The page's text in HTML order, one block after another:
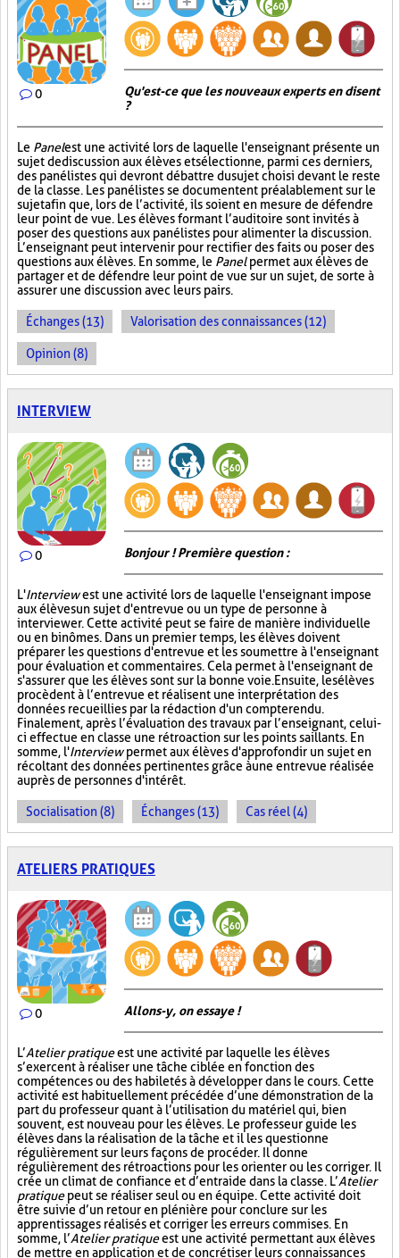
0
Qu'est-ce que les nouveaux experts en disent
?
Le Panelest une activité lors de laquelle l'enseignant présente un
sujet de discussion aux élèves et sélectionne, parmi ces derniers,
des panélistes qui devront débattre du sujet choisi devant le reste
de la classe. Les panélistes se documentent préalablement sur le
sujet afin que, lors de l’activité, ils soient en mesure de défendre
leur point de vue. Les élèves formant l’auditoire sont invités à
poser des questions aux panélistes pour alimenter la discussion.
L’enseignant peut intervenir pour rectifier des faits ou poser des
questions aux élèves. En somme, le Panelpermet aux élèves de
partager et de défendre leur point de vue sur un sujet, de sorte à
assurer une discussion avec leurs pairs.
Échanges (13) Valorisation des connaissances (12)
Opinion (8)
INTERVIEW
0 Bonjour ! Première question :
L'Interviewest une activité lors de laquelle l'enseignant impose
aux élèves un sujet d'entrevue ou un type de personne à
interviewer. Cette activité peut se faire de manière individuelle
ou en binômes. Dans un premier temps, les élèves doivent
préparer les questions d'entrevue et les soumettre à l'enseignant
pour évaluation et commentaires. Cela permet à l'enseignant de
s'assurer que les élèves sont sur la bonne voie. Ensuite, les élèves
procèdent à l’entrevue et réalisent une interprétation des
données recueillies par la rédaction d'un compte rendu.
Finalement, après l’évaluation des travaux par l’enseignant, celui-
ci effectue en classe une rétroaction sur les points saillants. En
somme, l'Interviewpermet aux élèves d'approfondir un sujet en
récoltant des données pertinentes grâce à une entrevue réalisée
auprès de personnes d'intérêt.
Socialisation (8) Échanges (13) Cas réel (4)
ATELIERS PRATIQUES
0 Allons-y, on essaye !
L’Atelier pratiqueest une activité par laquelle les élèves
s’exercent à réaliser une tâche ciblée en fonction des
compétences ou des habiletés à développer dans le cours. Cette
activité est habituellement précédée d’une démonstration de la
part du professeur quant à l’utilisation du matériel qui, bien
souvent, est nouveau pour les élèves. Le professeur guide les
élèves dans la réalisation de la tâche et il les questionne
régulièrement sur leurs façons de procéder. Il donne
régulièrement des rétroactions pour les orienter ou les corriger. Il
crée un climat de confiance et d’entraide dans la classe. L’Atelier
pratiquepeut se réaliser seul ou en équipe. Cette activité doit
être suivie d’un retour en plénière pour conclure sur les
apprentissages réalisés et corriger les erreurs commises. En
somme, l’Atelier pratiqueest une activité permettant aux élèves
de mettre en application et de concrétiser leurs connaissances